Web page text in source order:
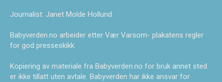
Journalist: Janet Molde Hollund
Babyverden.no arbeider etter Vær Varsom- plakatens regler
for god presseskikk.
Kopiering av materiale fra Babyverden.no for bruk annet sted
er ikke tillatt uten avtale. Babyverden har ikke ansvar for